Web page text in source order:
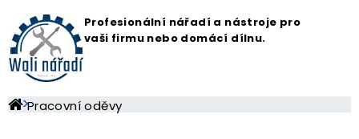
Profesionální nářadí a nástroje pro
vaši firmu nebo domácí dílnu.
Pracovní oděvy